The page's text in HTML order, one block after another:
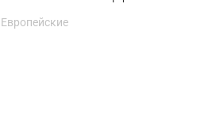
Европейские